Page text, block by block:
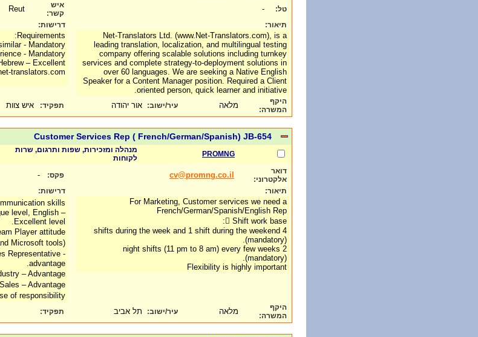
טל: -
איש
קשר:
תיאור:
Net-Translators Ltd. (www.Net-Translators.com), is a
leading translation, localization, and multilingual testing
company offering scalable solutions including turnkey
services and complete strategy-to-deployment solutions in
over 60 languages. We are seeking a Native English
Speaker for a Content Manager position. Required a Client
oriented person, quick learner and initiative.
דרישות:
Requirements:
- Mandatory
- Mandatory
– Excellent
translators.com
היקף
המשרה:
מלאה עיר/ישוב: אור יהודה תפקיד: איש צוות
Customer Services Rep ( French/German/Spanish) JB-654
PROMNG
מנהלה ומזכירות, שפות ותרגום, שרות
לקוחות
דואר
אלקטרוני:
cv@promng.co.il פקס: -
תיאור:
For Marketing, Customer services we need a
French/German/Spanish/English Rep
 Shift work base:
4 shifts during the week and 1 shift during the weekend
(mandatory).
2 night shifts (11 pm to 8 am) every few weeks
(mandatory).
Flexibility is highly important
דרישות:
skills
level, English –
Excellent level.
Player attitude.
Microsoft tools).
Representative -
advantage.
– Advantage.
– Advantage.
of responsibility
היקף
המשרה:
מלאה עיר/ישוב: תל אביב תפקיד: